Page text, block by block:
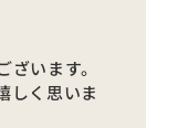
います。
しく思いま